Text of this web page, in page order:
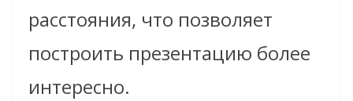
расстояния, что позволяет
построить презентацию более
интересно.